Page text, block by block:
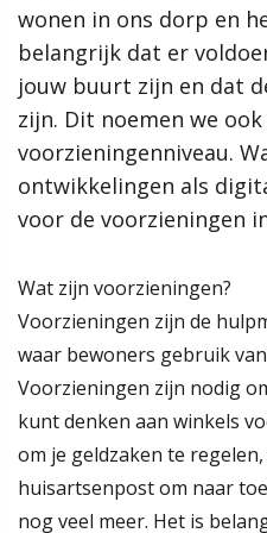
samenleving, dan werkt de
aan jouw initiatief!”
Meer informatie
Wat is de omgevingsvisie?
Proces MeetUps
Relatie met andere
Rol van de gemeente
Contact
Gebieden
Scherpenzeel Noord
Zoeken
wonen in ons dorp en
belangrijk dat er
jouw buurt zijn en dat
zijn. Dit noemen we
voorzieningenniveau.
ontwikkelingen als
voor de voorzieningen
Lees verder
wonen in ons dorp en
belangrijk dat er
jouw buurt zijn en dat
zijn. Dit noemen we
voorzieningenniveau.
ontwikkelingen als
voor de voorzieningen
Wat zijn voorzieningen?
Voorzieningen zijn de
waar bewoners gebruik
Voorzieningen zijn nodig
kunt denken aan winkels
om je geldzaken te
huisartsenpost om naar
nog veel meer. Het is